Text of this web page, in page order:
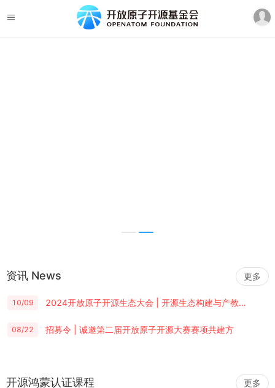
资讯 News 更多
10/09 2024开放原子开源生态大会 | 开源生态构建与产教融合，探讨高校人才培养与创新使命
08/22 招募令 | 诚邀第二届开放原子开源大赛赛项共建方
开源鸿蒙认证课程 更多